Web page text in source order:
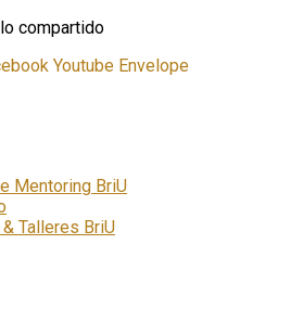
compartido
Youtube Envelope
Mentoring BriU
Talleres BriU